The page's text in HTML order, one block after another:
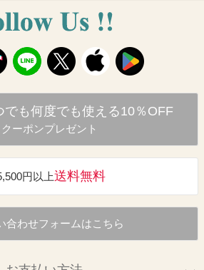
でも何度でも使える10％OFF
クーポンプレゼント
円以上送料無料
合わせフォームはこちら